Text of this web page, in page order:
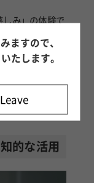
「私は、こん
コミュニ
ます。触れら
アすべき大切